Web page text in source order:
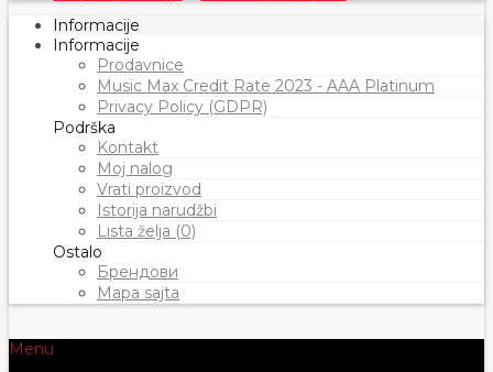
Informacije
Informacije
Prodavnice
Music Max Credit Rate 2023 - AAA Platinum
Privacy Policy (GDPR)
Podrška
Kontakt
Moj nalog
Vrati proizvod
Istorija narudžbi
Lista želja (0)
Ostalo
Брендови
Mapa sajta
Menu